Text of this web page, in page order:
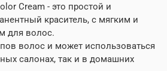
Cream - это простой и
краситель, с мягким и
для волос.
волос и может использоваться
салонах, так и в домашних